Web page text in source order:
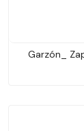
Garzón_